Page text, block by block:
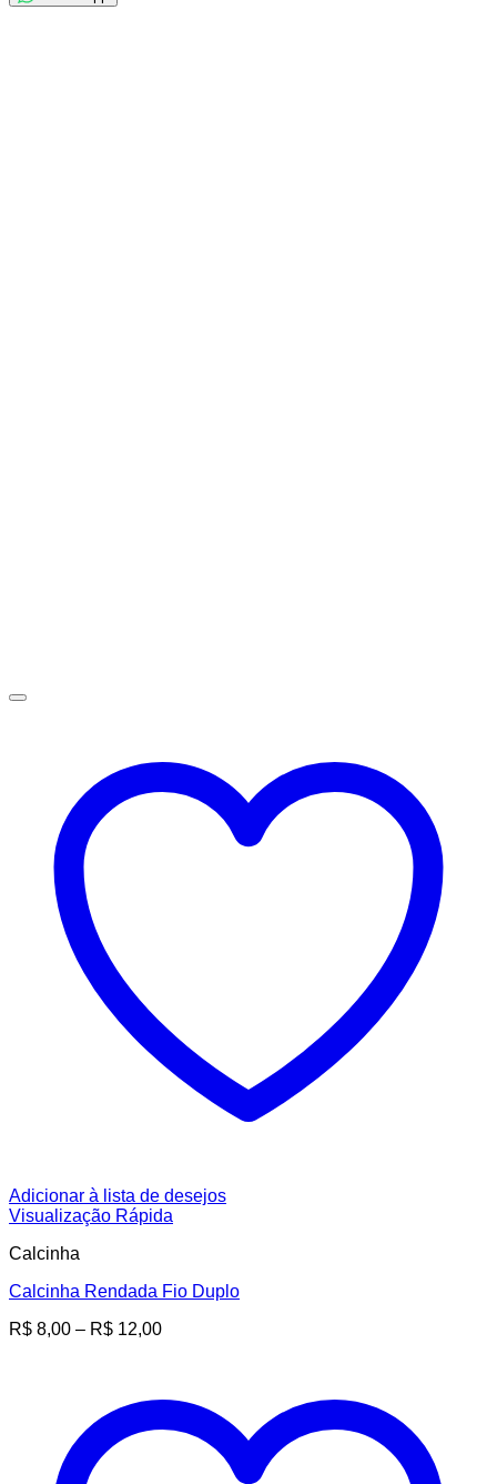
Adicionar à lista de desejos
Visualização Rápida
Calcinha
Calcinha Rendada Fio Duplo
R$ 8,00 – R$ 12,00Faixa
através
R$ 12,00